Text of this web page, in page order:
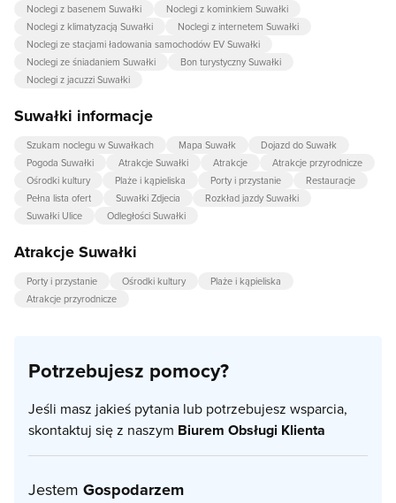
Noclegi z basenem Suwałki
Noclegi z kominkiem Suwałki
Noclegi z klimatyzacją Suwałki
Noclegi z internetem Suwałki
Noclegi ze stacjami ładowania samochodów EV Suwałki
Noclegi ze śniadaniem Suwałki
Bon turystyczny Suwałki
Noclegi z jacuzzi Suwałki
Suwałki informacje
Szukam noclegu w Suwałkach Mapa Suwałk
Dojazd do Suwałk
Pogoda Suwałki
Atrakcje Suwałki Atrakcje
Atrakcje przyrodnicze
Ośrodki kultury
Plaże i kąpieliska Porty i przystanie
Restauracje
Pełna lista ofert
Suwałki Zdjecia
Rozkład jazdy Suwałki
Suwałki Ulice
Odległości Suwałki
Atrakcje Suwałki
Porty i przystanie Ośrodki kultury
Plaże i kąpieliska
Atrakcje przyrodnicze
Potrzebujesz pomocy?
Jeśli masz jakieś pytania lub potrzebujesz wsparcia,
skontaktuj się z naszym Biurem Obsługi Klienta
Jestem Gospodarzem